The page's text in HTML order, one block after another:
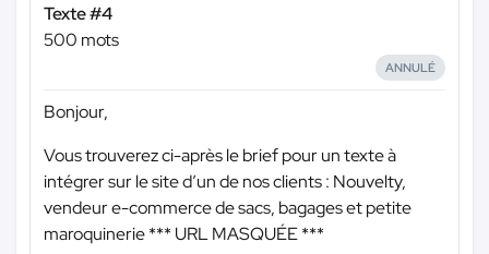
Texte #4
500 mots
ANNULÉ
Bonjour,
Vous trouverez ci-après le brief pour un texte à
intégrer sur le site d’un de nos clients : Nouvelty,
vendeur e-commerce de sacs, bagages et petite
maroquinerie*** URL MASQUÉE ***